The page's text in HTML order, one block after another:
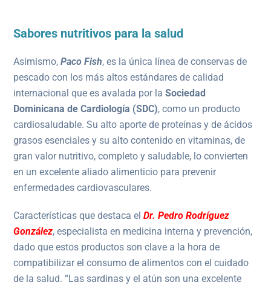
Sabores nutritivos para la salud
Asimismo,Paco Fish, es la única línea de conservas de
pescado con los más altos estándares de calidad
internacional que es avalada por laSociedad
Dominicana de Cardiología (SDC), como un producto
cardiosaludable. Su alto aporte de proteínas y de ácidos
grasos esenciales y su alto contenido en vitaminas, de
gran valor nutritivo, completo y saludable, lo convierten
en un excelente aliado alimenticio para prevenir
enfermedades cardiovasculares.
Características que destaca elDr. Pedro Rodríguez
González, especialista en medicina interna y prevención,
dado que estos productos son clave a la hora de
compatibilizar el consumo de alimentos con el cuidado
de la salud. “Las sardinas y el atún son una excelente